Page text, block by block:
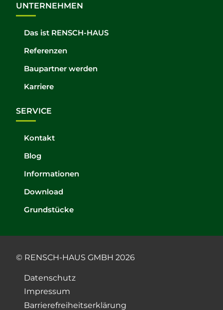
UNTERNEHMEN
Das ist RENSCH-HAUS
Referenzen
Baupartner werden
Karriere
SERVICE
Kontakt
Blog
Informationen
Download
Grundstücke
© RENSCH-HAUS GMBH 2026
Datenschutz
Impressum
Barrierefreiheitserklärung